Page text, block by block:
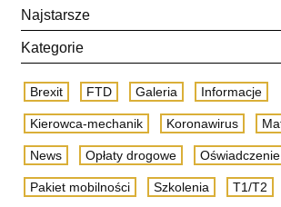
Najstarsze
Kategorie
Brexit FTD Galeria Informacje
Kierowca-mechanik Koronawirus
News Opłaty drogowe Oświadczenie
Pakiet mobilności Szkolenia T1/T2